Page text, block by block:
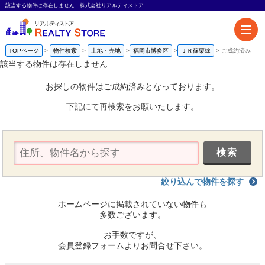
該当する物件は存在しません｜株式会社リアルティストア
TOPページ 物件検索 土地・売地 福岡市博多区 ＪＲ篠栗線 ご成約済み
該当する物件は存在しません
お探しの物件はご成約済みとなっております。
下記にて再検索をお願いたします。
絞り込んで物件を探す
ホームページに掲載されていない物件も
多数ございます。
お手数ですが、
会員登録フォームよりお問合せ下さい。